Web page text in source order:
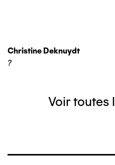
Christine Deknuydt
?
Voir toutes